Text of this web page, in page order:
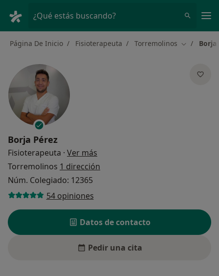
¿Qué estás buscando?
Página De Inicio Fisioterapeuta Torremolinos Cambiar
Borja
Borja Pérez
Fisioterapeuta · Ver más
Torremolinos 1 dirección
Núm. Colegiado: 12365
54 opiniones
Datos de contacto
Pedir una cita